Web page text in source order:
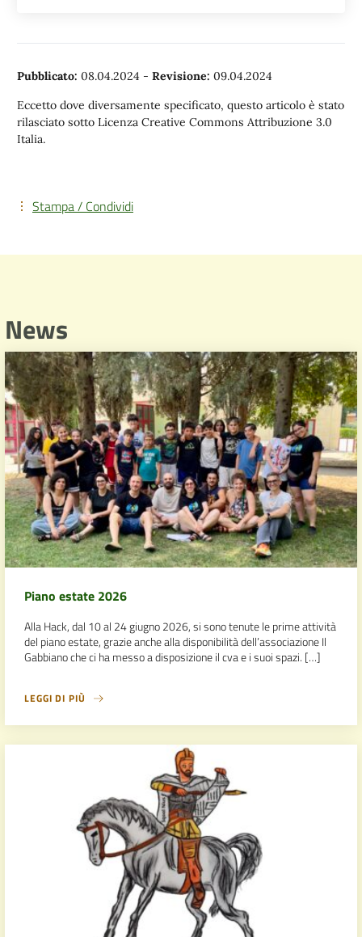
Pubblicato: 08.04.2024 - Revisione: 09.04.2024
Eccetto dove diversamente specificato, questo articolo è stato
rilasciato sotto Licenza Creative Commons Attribuzione 3.0
Italia.
Stampa / Condividi
News
Piano estate 2026
Alla Hack, dal 10 al 24 giugno 2026, si sono tenute le prime attività
del piano estate, grazie anche alla disponibilità dell’associazione Il
Gabbiano che ci ha messo a disposizione il cva e i suoi spazi. […]
LEGGI DI PIÙ